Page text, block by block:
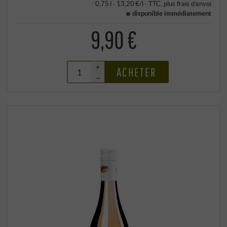
0,75 l · 13,20 €/l · TTC, plus frais d’envoi
disponible immédiatement
9,90 €
+
–
ACHETER